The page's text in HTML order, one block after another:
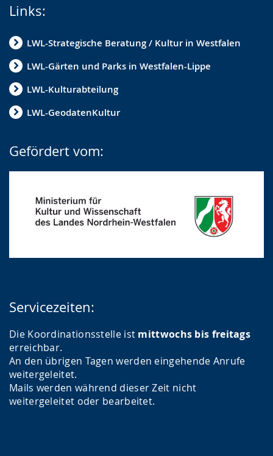
Links:
LWL-Strategische Beratung / Kultur in Westfalen
LWL-Gärten und Parks in Westfalen-Lippe
LWL-Kulturabteilung
LWL-GeodatenKultur
Gefördert vom:
Servicezeiten:
Die Koordinationsstelle ist mittwochs bis freitags
erreichbar.
An den übrigen Tagen werden eingehende Anrufe
weitergeleitet.
Mails werden während dieser Zeit nicht
weitergeleitet oder bearbeitet.